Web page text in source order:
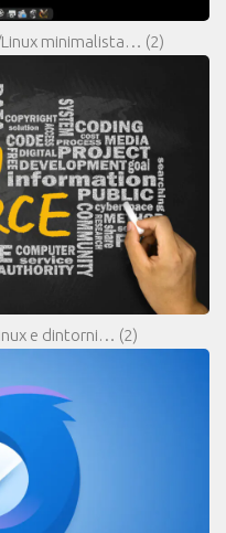
Linux minimalista… (2)
e dintorni… (2)